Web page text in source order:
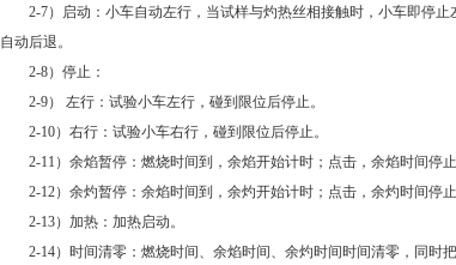
2-7）启动：小车自动左行，当试样与灼热丝相接触时，小车即停止
自动后退。
2-8）停止：
2-9） 左行：试验小车左行，碰到限位后停止。
2-10）右行：试验小车右行，碰到限位后停止。
2-11）余焰暂停：燃烧时间到，余焰开始计时；点击，余焰时间停止
2-12）余灼暂停：余焰时间到，余灼开始计时；点击，余灼时间停止
2-13）加热：加热启动。
2-14）时间清零：燃烧时间、余焰时间、余灼时间时间清零，同时把